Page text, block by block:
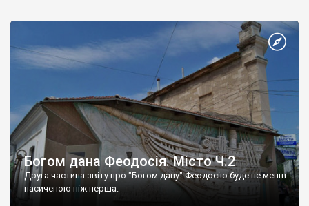
Богом дана Феодосія. Місто Ч.2
Друга частина звіту про "Богом дану" Феодосію буде не менш
насиченою ніж перша.